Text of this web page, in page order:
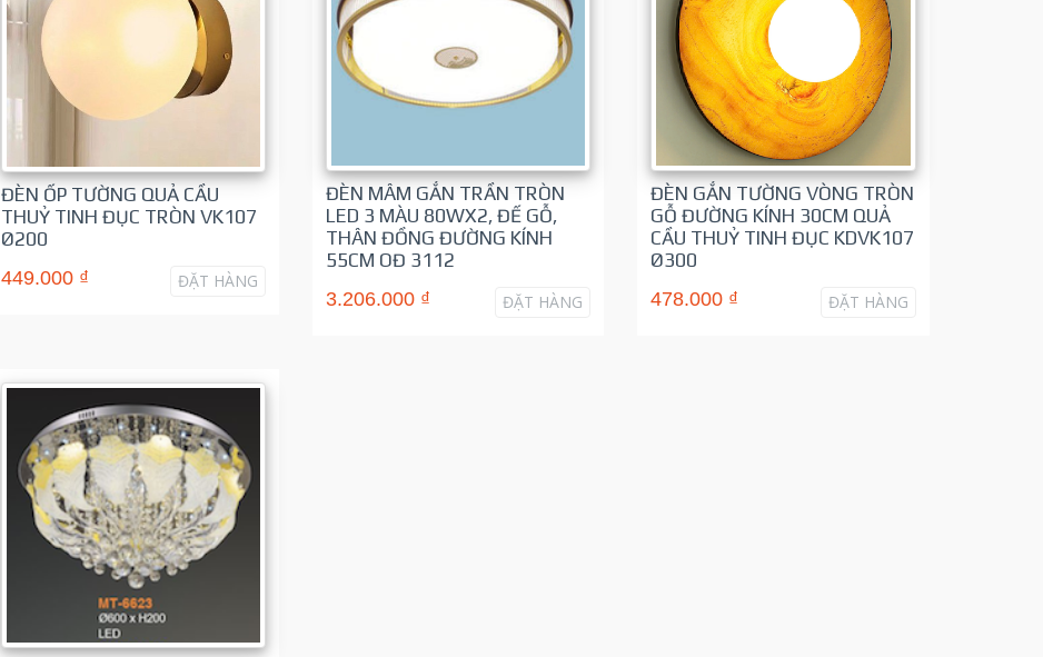
ĐÈN ỐP TƯỜNG QUẢ CẦU
THUỶ TINH ĐỤC TRÒN VK107
Ø200
449.000 ₫
ĐẶT HÀNG
ĐÈN MÂM GẮN TRẦN TRÒN
LED 3 MÀU 80WX2, ĐẾ GỖ,
THÂN ĐỒNG ĐƯỜNG KÍNH
55CM OĐ 3112
3.206.000 ₫
ĐẶT HÀNG
ĐÈN GẮN TƯỜNG VÒNG TRÒN
GỖ ĐƯỜNG KÍNH 30CM QUẢ
CẦU THUỶ TINH ĐỤC KDVK107
Ø300
478.000 ₫
ĐẶT HÀNG